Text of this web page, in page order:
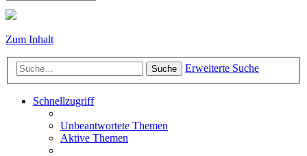
Zum Inhalt
Suche Erweiterte Suche
Schnellzugriff
Unbeantwortete Themen
Aktive Themen